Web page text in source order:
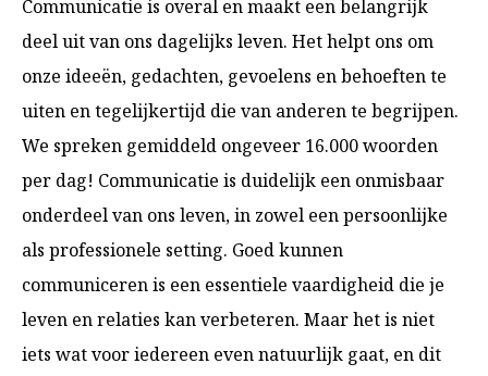
Communicatie is overal en maakt een belangrijk
deel uit van ons dagelijks leven. Het helpt ons om
onze ideeën, gedachten, gevoelens en behoeften te
uiten en tegelijkertijd die van anderen te begrijpen.
We spreken gemiddeld ongeveer 16.000 woorden
per dag! Communicatie is duidelijk een onmisbaar
onderdeel van ons leven, in zowel een persoonlijke
als professionele setting. Goed kunnen
communiceren is een essentiele vaardigheid die je
leven en relaties kan verbeteren. Maar het is niet
iets wat voor iedereen even natuurlijk gaat, en dit